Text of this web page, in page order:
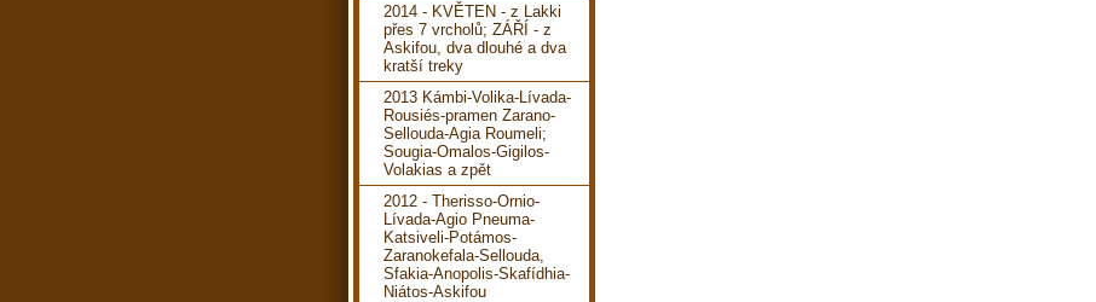
2014 - KVĚTEN - z Lakki
přes 7 vrcholů; ZÁŘÍ - z
Askifou, dva dlouhé a dva
kratší treky
2013 Kámbi-Volika-Lívada-
Rousiés-pramen Zarano-
Sellouda-Agia Roumeli;
Sougia-Omalos-Gigilos-
Volakias a zpět
2012 - Therisso-Ornio-
Lívada-Agio Pneuma-
Katsiveli-Potámos-
Zaranokefala-Sellouda,
Sfakia-Anopolis-Skafídhia-
Niátos-Askifou